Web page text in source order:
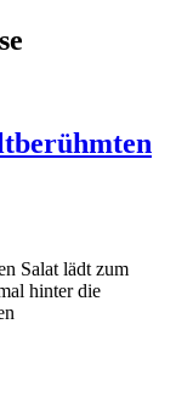
Salat lädt zum
hinter die